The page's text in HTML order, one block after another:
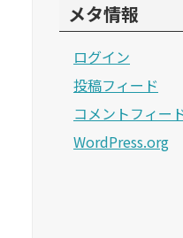
メタ情報
ログイン
投稿フィード
コメントフィー
WordPress.org